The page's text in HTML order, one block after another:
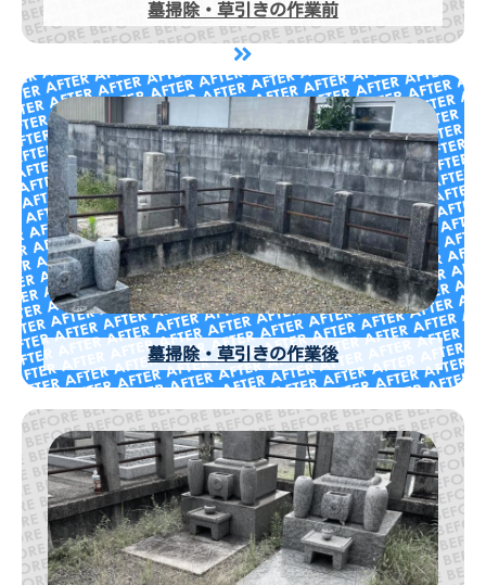
墓掃除・草引きの作業前
墓掃除・草引きの作業後